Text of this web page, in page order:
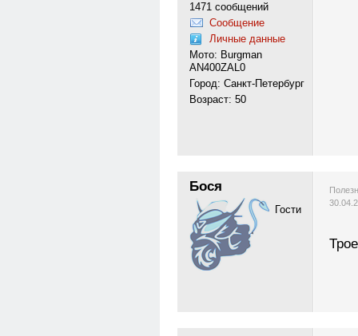
1471 сообщений
Сообщение
Личные данные
Мото: Burgman
AN400ZAL0
Город: Санкт-Петербург
Возраст: 50
Бося
Гости